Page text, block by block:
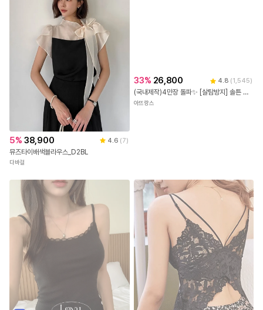
5% 38,900 4.6 (7)
뮤즈타이배색블라우스_D2BL
다바걸